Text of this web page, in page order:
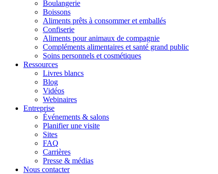
Boulangerie
Boissons
Aliments prêts à consommer et emballés
Confiserie
Aliments pour animaux de compagnie
Compléments alimentaires et santé grand public
Soins personnels et cosmétiques
Ressources
Livres blancs
Blog
Vidéos
Webinaires
Entreprise
Événements & salons
Planifier une visite
Sites
FAQ
Carrières
Presse & médias
Nous contacter